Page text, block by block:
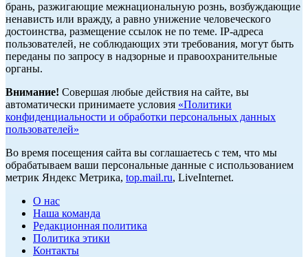
брань, разжигающие межнациональную рознь, возбуждающие
ненависть или вражду, а равно унижение человеческого
достоинства, размещение ссылок не по теме. IP-адреса
пользователей, не соблюдающих эти требования, могут быть
переданы по запросу в надзорные и правоохранительные
органы.
Внимание! Совершая любые действия на сайте, вы
автоматически принимаете условия «Политики
конфиденциальности и обработки персональных данных
пользователей»
Во время посещения сайта вы соглашаетесь с тем, что мы
обрабатываем ваши персональные данные с использованием
метрик Яндекс Метрика, top.mail.ru, LiveInternet.
О нас
Наша команда
Редакционная политика
Политика этики
Контакты